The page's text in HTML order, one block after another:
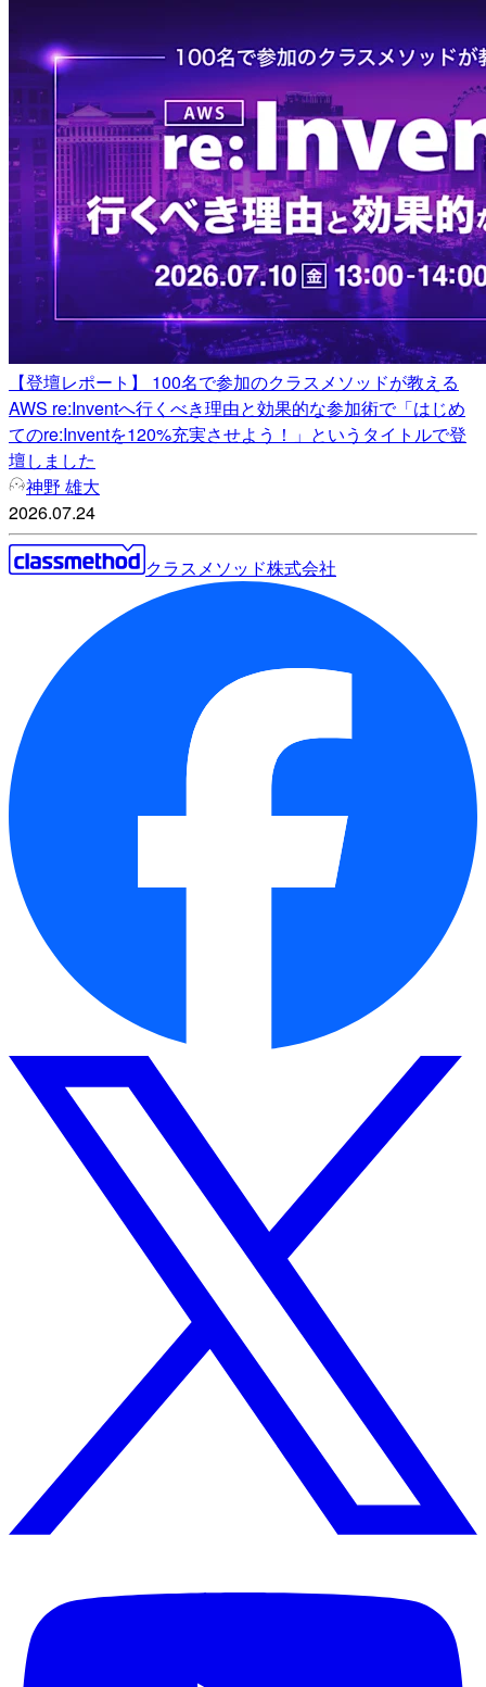
【登壇レポート】 100名で参加のクラスメソッドが教える
AWS re:Inventへ行くべき理由と効果的な参加術で「はじめ
てのre:Inventを120%充実させよう！」というタイトルで登
壇しました
神野 雄大
2026.07.24
クラスメソッド株式会社